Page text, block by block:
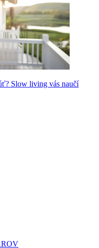
Slow living vás naučí